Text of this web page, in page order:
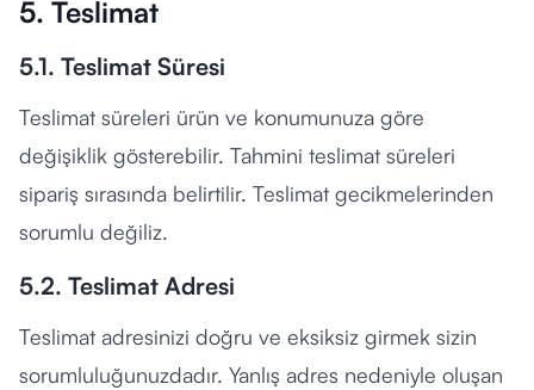
5. Teslimat
5.1. Teslimat Süresi
Teslimat süreleri ürün ve konumunuza göre
değişiklik gösterebilir. Tahmini teslimat süreleri
sipariş sırasında belirtilir. Teslimat gecikmelerinden
sorumlu değiliz.
5.2. Teslimat Adresi
Teslimat adresinizi doğru ve eksiksiz girmek sizin
sorumluluğunuzdadır. Yanlış adres nedeniyle oluşan